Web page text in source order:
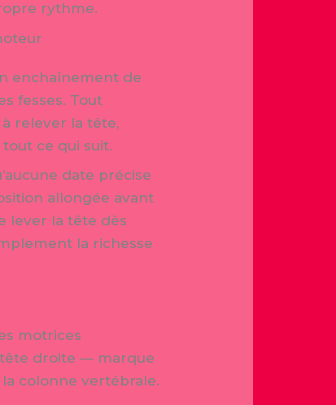
rythme.
enchaînement de
fesses. Tout
relever la tête,
ce qui suit.
date précise
allongée avant
lever la tête dès
la richesse
motrices
tête droite — marque
colonne vertébrale.